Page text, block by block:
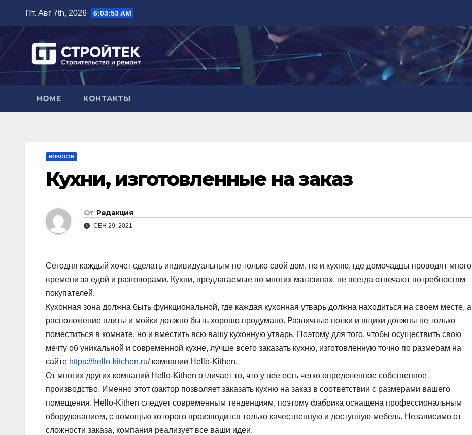
содержимому
Пт. Авг 7th, 2026 6:03:54 AM
HOME КОНТАКТЫ
НОВОСТИ
Кухни, изготовленные на заказ
От Редакция
СЕН 29, 2021
Сегодня каждый хочет сделать индивидуальным не только свой дом, но и кухню, где домочадцы проводят много
времени за едой и разговорами. Кухни, предлагаемые во многих магазинах, не всегда отвечают потребностям
покупателей.
Кухонная зона должна быть функциональной, где каждая кухонная утварь должна находиться на своем месте, а
расположение плиты и мойки должно быть хорошо продумано. Различные полки и ящики должны не только
поместиться в комнате, но и вместить всю вашу кухонную утварь. Поэтому для того, чтобы осуществить свою
мечту об уникальной и современной кухне, лучше всего заказать кухню, изготовленную точно по размерам на
сайте https://hello-kitchen.ru/компании Hello-Kithen.
От многих других компаний Hello-Kithen отличает то, что у нее есть четко определенное собственное
производство. Именно этот фактор позволяет заказать кухню на заказ в соответствии с размерами вашего
помещения. Hello-Kithen следует современным тенденциям, поэтому фабрика оснащена профессиональным
оборудованием, с помощью которого производится только качественную и доступную мебель. Независимо от
сложности заказа, компания реализует все ваши идеи.